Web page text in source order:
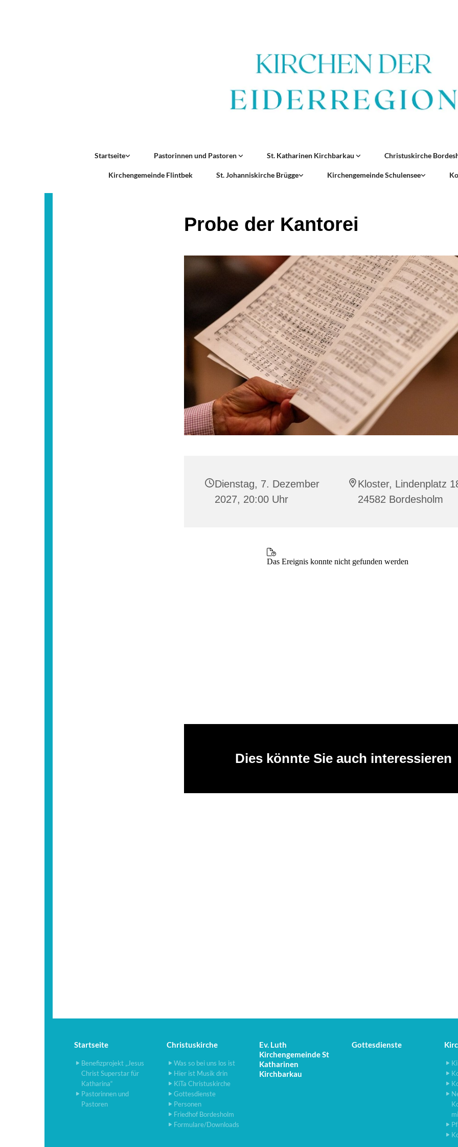
Startseite Pastorinnen und Pastoren St. Katharinen Kirchbarkau Christuskirche
Kirchengemeinde Flintbek St. Johanniskirche Brügge Kirchengemeinde Schulensee
Probe der Kantorei
Dienstag, 7. Dezember
2027, 20:00 Uhr
Kloster, Lindenplatz
24582 Bordesholm
Dies könnte Sie auch interessieren
Startseite
Benefizprojekt „Jesus
Christ Superstar für
Katharina“
Pastorinnen und
Pastoren
Christuskirche
Was so bei uns los ist
Hier ist Musik drin
KiTa Christuskirche
Gottesdienste
Personen
Friedhof Bordesholm
Formulare/Downloads
Ev. Luth
Kirchengemeinde St
Katharinen
Kirchbarkau
Gottesdienste